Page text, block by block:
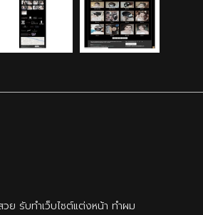
วย รับทำเว็บไซต์แต่งหน้า ทำผม